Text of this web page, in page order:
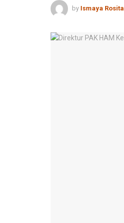
by Ismaya Rosita